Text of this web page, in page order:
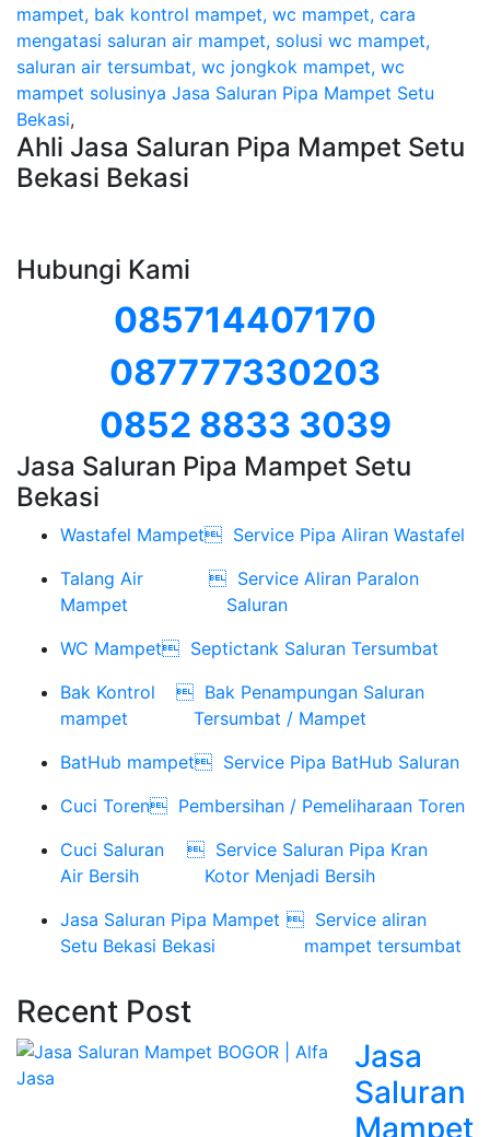
mampet, bak kontrol mampet, wc mampet, cara
mengatasi saluran air mampet, solusi wc mampet,
saluran air tersumbat, wc jongkok mampet, wc
mampet solusinya Jasa Saluran Pipa Mampet Setu
Bekasi,
Ahli Jasa Saluran Pipa Mampet Setu
Bekasi Bekasi
Hubungi Kami
085714407170
087777330203
0852 8833 3039
Jasa Saluran Pipa Mampet Setu
Bekasi
Wastafel Mampet Service Pipa Aliran Wastafel
Talang Air
Mampet
 Service Aliran Paralon
Saluran
WC Mampet Septictank Saluran Tersumbat
Bak Kontrol
mampet
Bak Penampungan Saluran
Tersumbat / Mampet
BatHub mampet Service Pipa BatHub Saluran
Cuci Toren Pembersihan / Pemeliharaan Toren
Cuci Saluran
Air Bersih
Service Saluran Pipa Kran
Kotor Menjadi Bersih
Jasa Saluran Pipa Mampet
Setu Bekasi Bekasi
Service aliran
mampet tersumbat
Recent Post
Jasa
Saluran
Mampet